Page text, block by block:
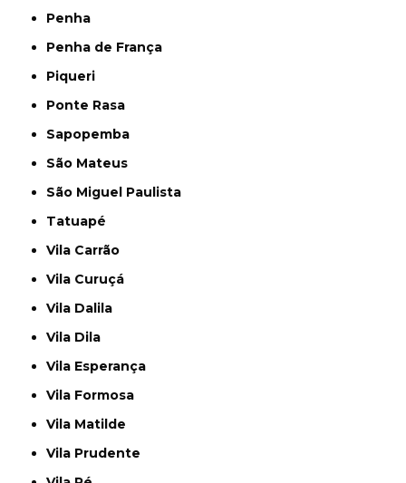
Penha
Penha de França
Piqueri
Ponte Rasa
Sapopemba
São Mateus
São Miguel Paulista
Tatuapé
Vila Carrão
Vila Curuçá
Vila Dalila
Vila Dila
Vila Esperança
Vila Formosa
Vila Matilde
Vila Prudente